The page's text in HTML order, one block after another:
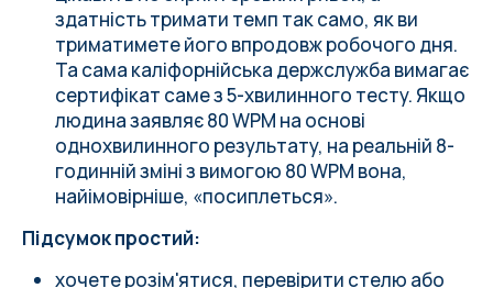
здатність тримати темп так само, як ви
триматимете його впродовж робочого дня.
Та сама каліфорнійська держслужба вимагає
сертифікат саме з 5-хвилинного тесту. Якщо
людина заявляє 80 WPM на основі
однохвилинного результату, на реальній 8-
годинній зміні з вимогою 80 WPM вона,
найімовірніше, «посиплеться».
Підсумок простий:
хочете розім'ятися, перевірити стелю або